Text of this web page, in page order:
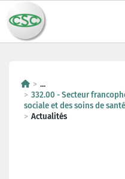
...
332.00 - Secteur
sociale et des soins de santé
Actualités